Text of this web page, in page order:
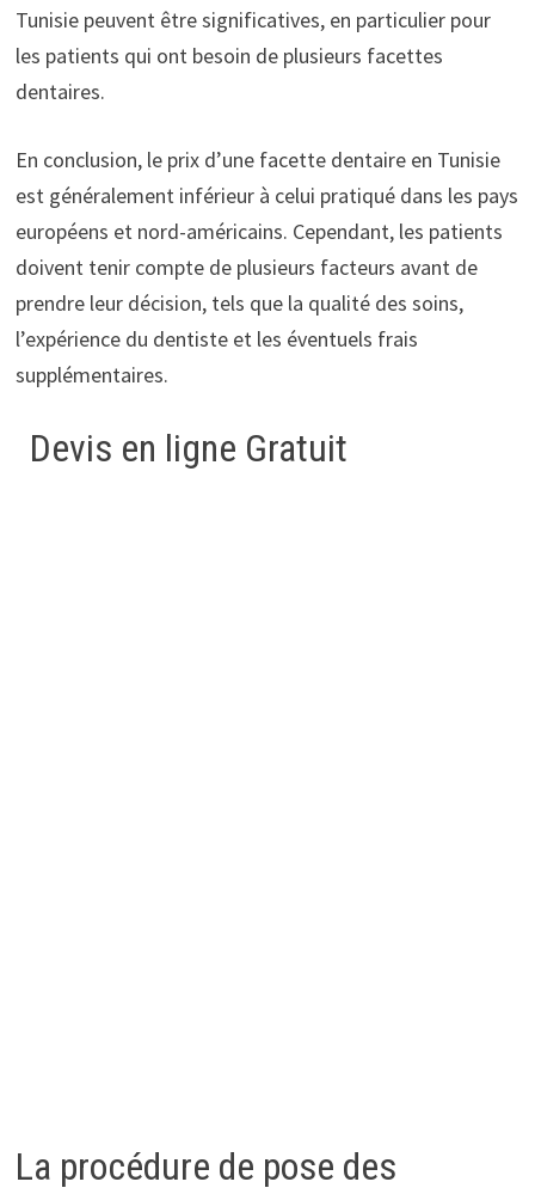
Tunisie peuvent être significatives, en particulier pour
les patients qui ont besoin de plusieurs facettes
dentaires.
En conclusion, le prix d’une facette dentaire en Tunisie
est généralement inférieur à celui pratiqué dans les pays
européens et nord-américains. Cependant, les patients
doivent tenir compte de plusieurs facteurs avant de
prendre leur décision, tels que la qualité des soins,
l’expérience du dentiste et les éventuels frais
supplémentaires.
Devis en ligne Gratuit
La procédure de pose des